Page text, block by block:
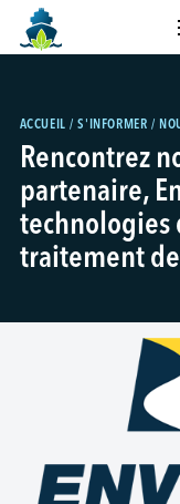
MEMBRES
NOUS
ACCUEIL S'INFORMER
Rencontrez
partenaire,
technologies
traitement